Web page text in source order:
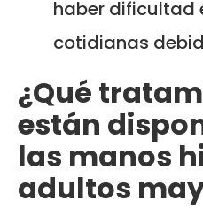
haber dificultad
cotidianas
¿Qué
están
las manos
adultos